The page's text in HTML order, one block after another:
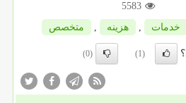
5583
خدمات , هزینه , متخصص
(1)
(0)